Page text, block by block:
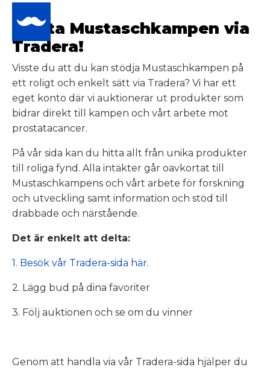
Stötta Mustaschkampen via
Tradera!
Visste du att du kan stödja Mustaschkampen på
ett roligt och enkelt sätt via Tradera? Vi har ett
eget konto där vi auktionerar ut produkter som
bidrar direkt till kampen och vårt arbete mot
prostatacancer.
På vår sida kan du hitta allt från unika produkter
till roliga fynd. Alla intäkter går oavkortat till
Mustaschkampens och vårt arbete för forskning
och utveckling samt information och stöd till
drabbade och närstående.
Det är enkelt att delta:
1. Besök vår Tradera-sida här.
2. Lägg bud på dina favoriter
3. Följ auktionen och se om du vinner
Genom att handla via vår Tradera-sida hjälper du